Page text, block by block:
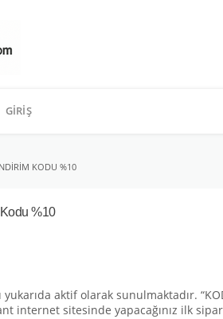
GIRIŞ
KODU %10
%10
aktif olarak sunulmaktadır.
internet sitesinde yapacağınız ilk